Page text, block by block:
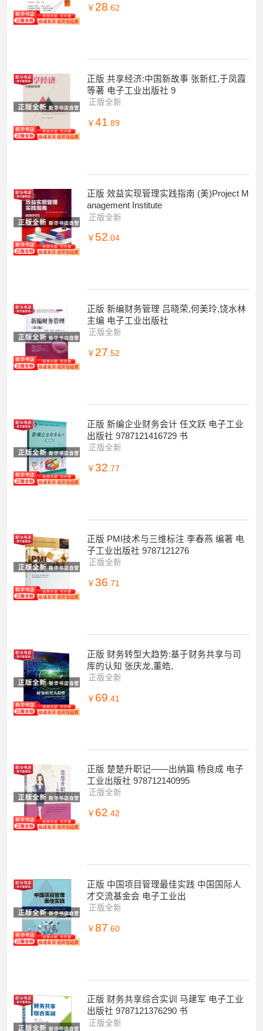
￥ 28.62
正版 共享经济:中国新故事 张新红,于凤霞
等著 电子工业出版社 9
正版全新
￥ 41 .89
正版 效益实现管理实践指南 (美)Project M
anagement Institute
正版全新
￥ 52.04
正版 新编财务管理 吕晓荣,何美玲,饶水林
主编 电子工业出版社
正版全新
￥ 27.52
正版 新编企业财务会计 任文跃 电子工业
出版社 9787121416729 书
正版全新
￥ 32 .77
正版 PMI技术与三维标注 李春燕 编著 电
子工业出版社 9787121276
正版全新
￥ 36.71
正版 财务转型大趋势:基于财务共享与司
库的认知 张庆龙,董皓,
正版全新
￥ 69 .41
正版 楚楚升职记——出纳篇 杨良成 电子
工业出版社 978712140995
正版全新
￥ 62.42
正版 中国项目管理最佳实践 中国国际人
才交流基金会 电子工业出
正版全新
￥ 87 .60
正版 财务共享综合实训 马建军 电子工业
出版社 9787121376290 书
正版全新